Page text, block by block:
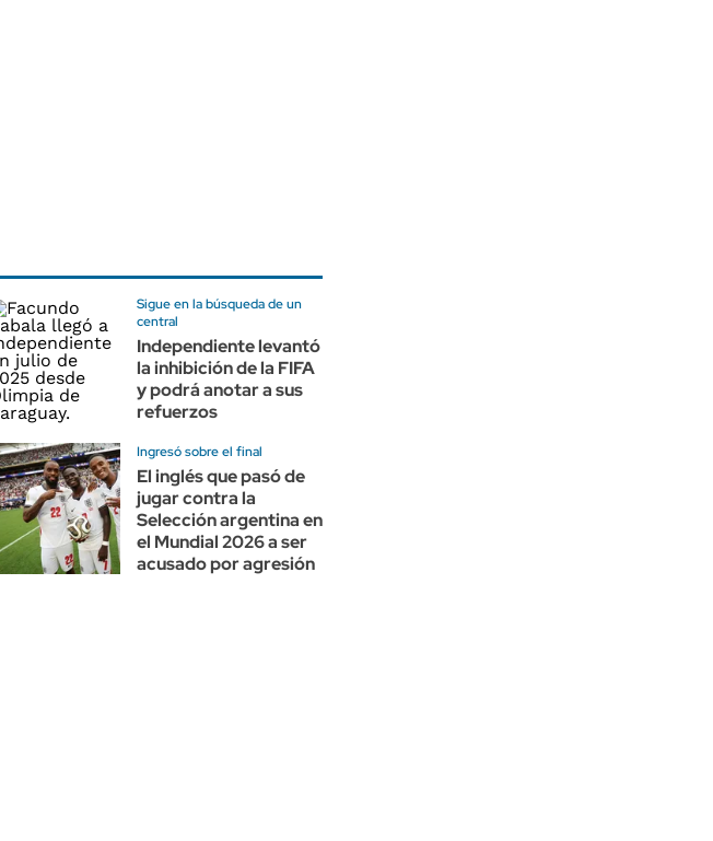
Sigue en la búsqueda de un
central
Independiente levantó
la inhibición de la FIFA
y podrá anotar a sus
refuerzos
Ingresó sobre el final
El inglés que pasó de
jugar contra la
Selección argentina en
el Mundial 2026 a ser
acusado por agresión